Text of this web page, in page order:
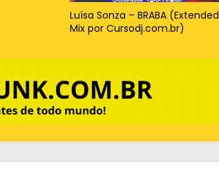
Luísa Sonza – BRABA (Extended
Mix por Cursodj.com.br)